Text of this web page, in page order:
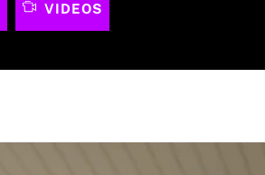
VIDEOS